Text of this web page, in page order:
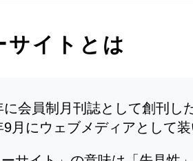
サイトとは
に会員制月刊誌として創刊し
9月にウェブメディアとして装